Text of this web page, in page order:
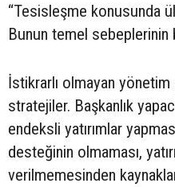
“Tesisleşme konusunda
Bunun temel sebeplerinin
İstikrarlı olmayan
stratejiler. Başkanlık
endeksli yatırımlar
desteğinin olmaması,
verilmemesinden